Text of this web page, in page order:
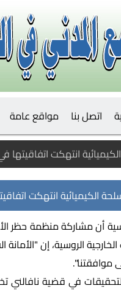
اتصل بنا مواقع عامة
انتهكت اتفاقيتها
الكيميائية انتهكت
أن مشاركة منظمة حظر
الروسية، إن
موافقتنا".
التحقيقات في قضية